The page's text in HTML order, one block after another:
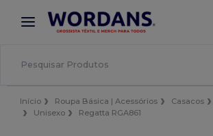
× App Wordans
Melhores preços na app!
Início Roupa Básica | Acessórios Casacos
Unisexo
Regatta RGA861